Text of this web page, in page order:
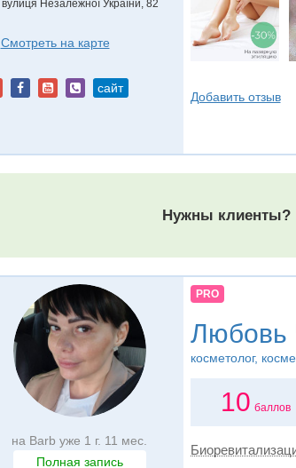
вулиця Незалежної України, 82
Смотреть на карте
сайт
Добавить отзыв
Нужны клиенты?
на Barb уже 1 г. 11 мес.
Полная запись
PRO
Любовь
косметолог,
10 баллов